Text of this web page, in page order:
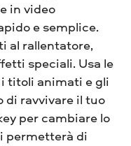
in video
e semplice.
al rallentatore,
speciali. Usa le
titoli animati e gli
di ravvivare il tuo
per cambiare lo
permetterà di